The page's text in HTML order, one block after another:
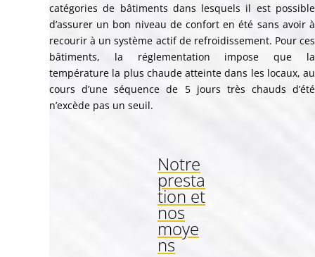
catégories de bâtiments dans lesquels il est possible
d’assurer un bon niveau de confort en été sans avoir à
recourir à un système actif de refroidissement. Pour ces
bâtiments, la réglementation impose que la
température la plus chaude atteinte dans les locaux, au
cours d’une séquence de 5 jours très chauds d’été
n’excède pas un seuil.
Notre
presta
tion et
nos
moye
ns